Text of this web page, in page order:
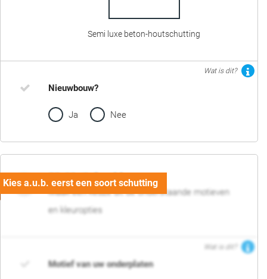
Semi luxe beton-houtschutting
Wat is dit?
Nieuwbouw?
Ja Nee
02. Motief en kleur
Maak een keuze uit de onderstaande motieven
en kleuropties
Wat is dit?
Motief van uw onderplaten